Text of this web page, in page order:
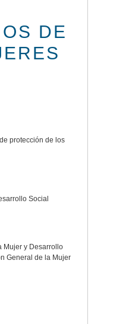
DE
protección de los
Social
Mujer y Desarrollo
General de la Mujer